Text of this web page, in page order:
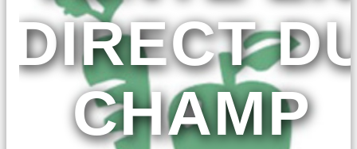
DIRECT
CHAMP